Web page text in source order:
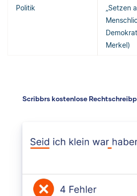
Politik
„Setzen
Merkel)
Scribbrs kostenlose